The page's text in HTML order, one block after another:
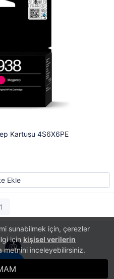
sunabilmek için, çerezler
için kişisel verilerin
metnini inceleyebilirsiniz.
Kartuşu 4S6X6PE
Ekle
1